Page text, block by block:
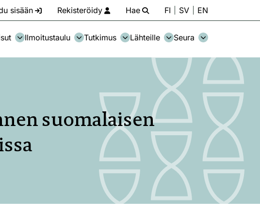
sisään Rekisteröidy Hae FI SV EN
Ilmoitustaulu Tutkimus Lähteille Seura
suomalaisen